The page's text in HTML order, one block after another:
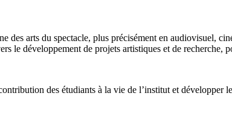
arts du spectacle, plus précisément en audiovisuel,
le développement de projets artistiques et de recherche,
des étudiants à la vie de l’institut et développer